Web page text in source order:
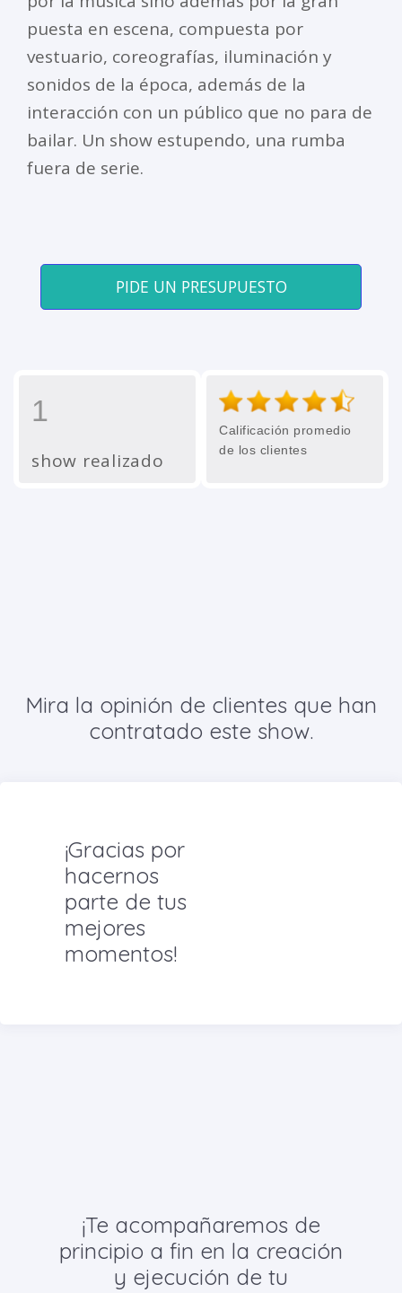
puesta en escena, compuesta por
vestuario, coreografías, iluminación y
sonidos de la época, además de la
interacción con un público que no para de
bailar. Un show estupendo, una rumba
fuera de serie.
PIDE UN PRESUPUESTO
1
show realizado
Calificación promedio
de los clientes
Mira la opinión de clientes que han
contratado este show.
¡Gracias por
hacernos
parte de tus
mejores
momentos!
¡Te acompañaremos de
principio a fin en la creación
y ejecución de tu